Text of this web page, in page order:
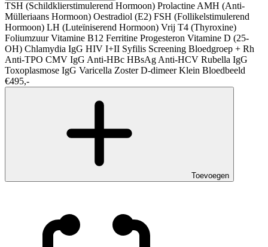
TSH (Schildklierstimulerend Hormoon) Prolactine AMH (Anti-
Mülleriaans Hormoon) Oestradiol (E2) FSH (Follikelstimulerend
Hormoon) LH (Luteïniserend Hormoon) Vrij T4 (Thyroxine)
FoliumzuurVitamine B12 Ferritine Progesteron Vitamine D (25-
OH) Chlamydia IgG HIV I+II Syfilis Screening Bloedgroep + Rh
Anti-TPO CMV IgG Anti-HBc HBsAg Anti-HCV Rubella IgG
Toxoplasmose IgG Varicella ZosterD-dimeerKlein Bloedbeeld
€495,-
Toevoegen